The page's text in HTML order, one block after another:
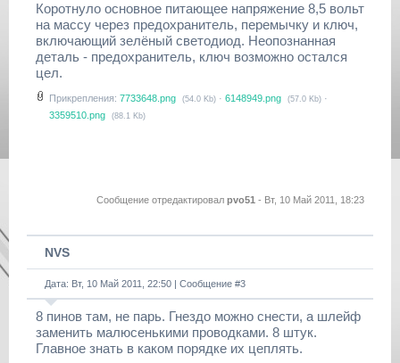
Коротнуло основное питающее напряжение 8,5 вольт
на массу через предохранитель, перемычку и ключ,
включающий зелёный светодиод. Неопознанная
деталь - предохранитель, ключ возможно остался
цел.
Прикрепления: 7733648.png (54.0 Kb) · 6148949.png (57.0 Kb) ·
3359510.png
(88.1 Kb)
Сообщение отредактировал pvo51 - Вт, 10 Май 2011, 18:23
NVS
Дата: Вт, 10 Май 2011, 22:50 | Сообщение #3
8 пинов там, не парь. Гнездо можно снести, а шлейф
заменить малюсенькими проводками. 8 штук.
Главное знать в каком порядке их цеплять.